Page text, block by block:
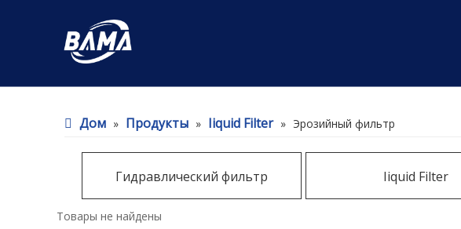
Дом » Продукты » Iiquid Filter » Эрозийный фильтр
Гидравлический фильтр Iiquid Filter
Товары не найдены